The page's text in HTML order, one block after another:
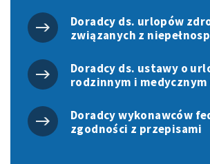
Doradcy ds. urlopów
związanych z
Doradcy ds. ustawy o
rodzinnym i medycznym
Doradcy wykonawców
zgodności z przepisami